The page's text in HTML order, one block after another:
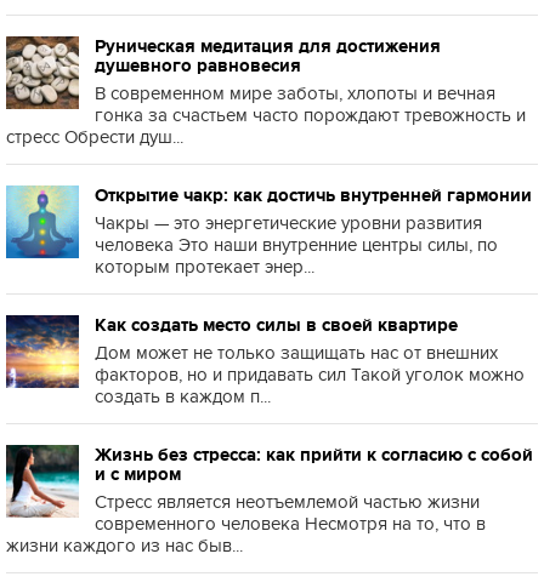
Руническая медитация для достижения
душевного равновесия
В современном мире заботы, хлопоты и вечная
гонка за счастьем часто порождают тревожность и
стресс Обрести душ...
Открытие чакр: как достичь внутренней гармонии
Чакры — это энергетические уровни развития
человека Это наши внутренние центры силы, по
которым протекает энер...
Как создать место силы в своей квартире
Дом может не только защищать нас от внешних
факторов, но и придавать сил Такой уголок можно
создать в каждом п...
Жизнь без стресса: как прийти к согласию с собой
и с миром
Стресс является неотъемлемой частью жизни
современного человека Несмотря на то, что в
жизни каждого из нас быв...